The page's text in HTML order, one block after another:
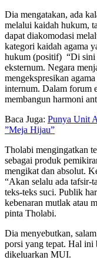
Dia mengatakan, ada
melalui kaidah hukum,
dapat diakomodasi
kategori kaidah agama
hukum (positif) “Di sini
eksternum. Negara
mengekspresikan
internum. Dalam forum
membangun harmoni
Baca Juga: Punya Unit
”Meja Hijau”
Tholabi mengingatkan
sebagai produk
mengikat dan absolut.
“Akan selalu ada tafsir-
teks-teks suci. Publik
kebenaran mutlak atau
pinta Tholabi.
Dia menyebutkan,
porsi yang tepat. Hal ini
dikeluarkan MUI.